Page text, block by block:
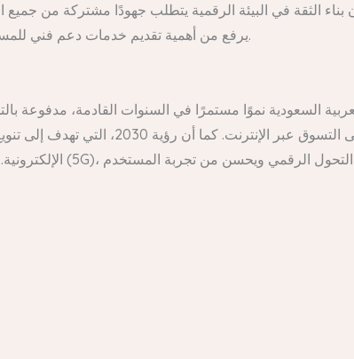
بناء الثقة في البيئة الرقمية يتطلب جهودًا مشتركة من جميع
يرفع من أهمية تقديم خدمات دعم فني للمستهلكين للإبلاغ عن أي مشاكل أو مخاوف تتعلق بالأمن السيبراني.
السعودية نموًا مستمرًا في السنوات القادمة، مدفوعة
المستخدمين للإنترنت والهواتف الذكية،